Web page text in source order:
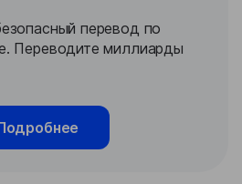
перевод по
Переводите миллиарды